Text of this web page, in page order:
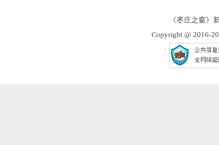
《枣庄之窗
Copyright @ 2016-